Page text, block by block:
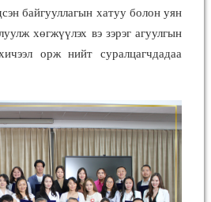
байгууллагын хатуу болон уян
хөгжүүлэх вэ зэрэг агуулгын
орж нийт суралцагчдадаа